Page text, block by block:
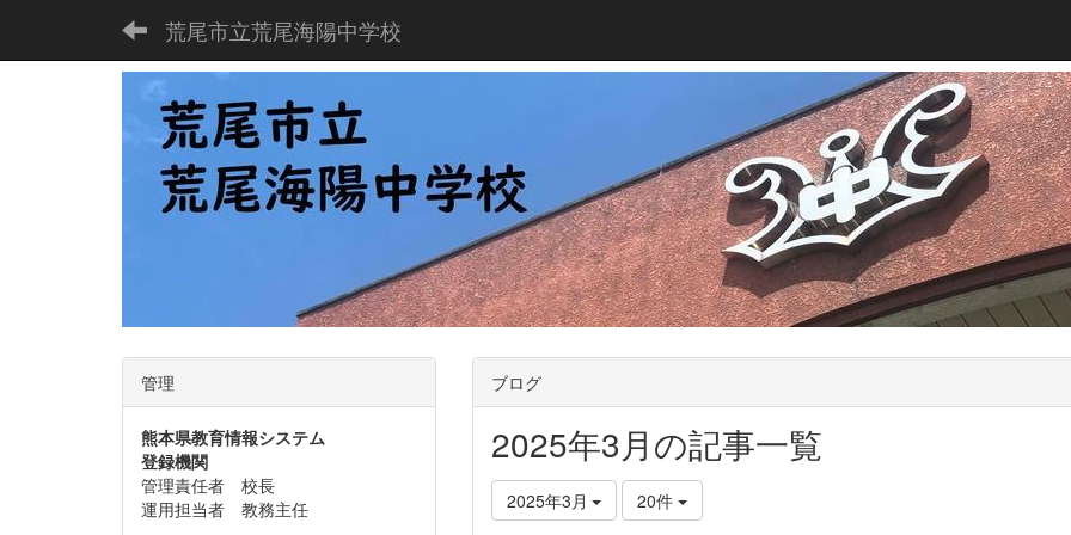
荒尾市立荒尾海陽中学校
ブログ
2025年3月の記事一覧
2025年3月 20件
管理
熊本県教育情報システム
登録機関
管理責任者 校長
運用担当者 教務主任